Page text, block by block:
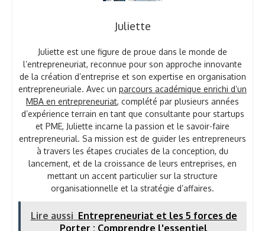
Juliette
Juliette est une figure de proue dans le monde de
l’entrepreneuriat, reconnue pour son approche innovante
de la création d’entreprise et son expertise en organisation
entrepreneuriale. Avec un parcours académique enrichi d’un
MBA en entrepreneuriat, complété par plusieurs années
d’expérience terrain en tant que consultante pour startups
et PME, Juliette incarne la passion et le savoir-faire
entrepreneurial. Sa mission est de guider les entrepreneurs
à travers les étapes cruciales de la conception, du
lancement, et de la croissance de leurs entreprises, en
mettant un accent particulier sur la structure
organisationnelle et la stratégie d’affaires.
Lire aussi Entrepreneuriat et les 5 forces de
Porter : Comprendre l'essentiel